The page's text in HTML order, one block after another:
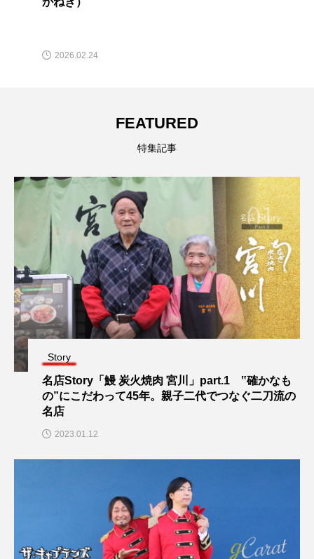
2026.02.24
FEATURED
特集記事
Story
名店Story「鰻 炭火焼肉 宮川」part.1 ‟確かなも
の”にこだわって45年。親子二代でつなぐ二刀流の
名店
2023.01.12